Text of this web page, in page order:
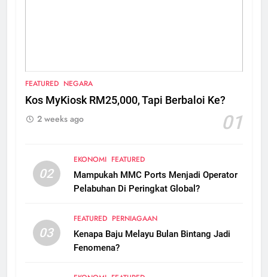
FEATURED NEGARA
Kos MyKiosk RM25,000, Tapi Berbaloi Ke?
01
2 weeks ago
02
EKONOMI FEATURED
Mampukah MMC Ports Menjadi Operator
Pelabuhan Di Peringkat Global?
03
FEATURED PERNIAGAAN
Kenapa Baju Melayu Bulan Bintang Jadi
Fenomena?